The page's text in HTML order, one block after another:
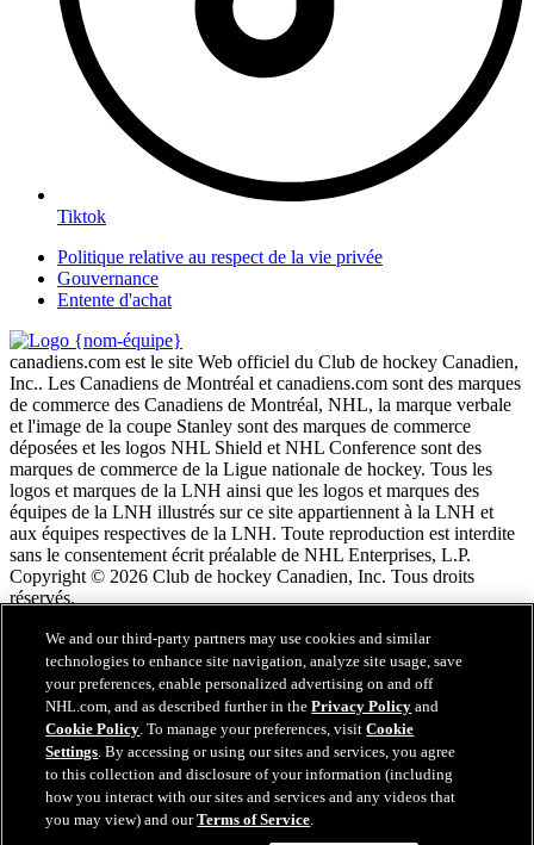
Tiktok
Politique relative au respect de la vie privée
Gouvernance
Entente d'achat
canadiens.com est le site Web officiel du Club de hockey Canadien,
Inc.. Les Canadiens de Montréal et canadiens.com sont des marques
de commerce des Canadiens de Montréal, NHL, la marque verbale
et l'image de la coupe Stanley sont des marques de commerce
déposées et les logos NHL Shield et NHL Conference sont des
marques de commerce de la Ligue nationale de hockey. Tous les
logos et marques de la LNH ainsi que les logos et marques des
équipes de la LNH illustrés sur ce site appartiennent à la LNH et
aux équipes respectives de la LNH. Toute reproduction est interdite
sans le consentement écrit préalable de NHL Enterprises, L.P.
Copyright © 2026 Club de hockey Canadien, Inc. Tous droits
réservés.
Conditions d'utilisation de LNH.com
Politique en matière de protection des renseignements
personnels
Politique en Matière de Témoins de Connexion
Paramètres des témoins
Politique de droits d'auteur
Emploi
We and our third-party partners may use cookies and similar
technologies to enhance site navigation, analyze site usage, save
your preferences, enable personalized advertising on and off
NHL.com, and as described further in thePrivacy Policy and
Cookie Policy. To manage your preferences, visitCookie
Settings. By accessing or using our sites and services, you agree
to this collection and disclosure of your information (including
how you interact with our sites and services and any videos that
you may view) and ourTerms of Service.